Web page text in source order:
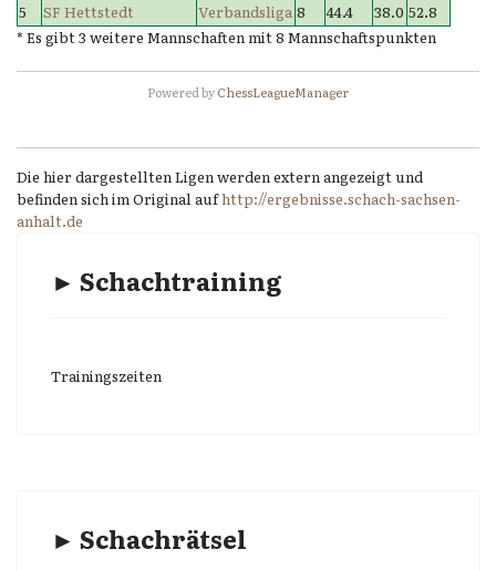
5
SF Hettstedt Verbandsliga 8 44.4 38.0 52.8
* Es gibt 3 weitere Mannschaften mit 8 Mannschaftspunkten
Powered byChessLeagueManager
Die hier dargestellten Ligen werden extern angezeigt und
befinden sich im Original aufhttp://ergebnisse.schach-sachsen-
anhalt.de
► Schachtraining
Trainingszeiten
► Schachrätsel